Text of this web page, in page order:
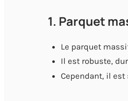
1. Parquet
Le parquet
Il est robuste,
Cependant, il